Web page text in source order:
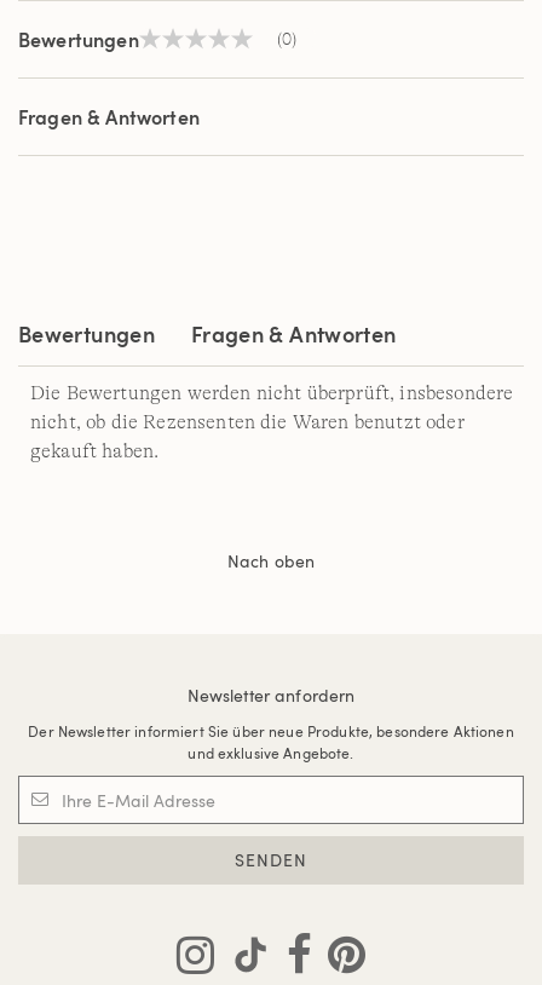
BewertungenKein
Link
derselben
(0)
Fragen & Antworten
Bewertungen Fragen & Antworten
Die Bewertungen werden nicht überprüft, insbesondere
nicht, ob die Rezensenten die Waren benutzt oder
gekauft haben.
Nach oben
Newsletter anfordern
Der Newsletter informiert Sie über neue Produkte, besondere Aktionen
und exklusive Angebote.
SENDEN